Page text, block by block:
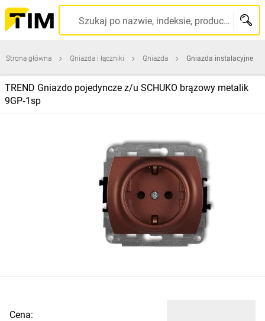
Szukaj po nazwie, indeksie, producencie, kodzie kreskowym...
Strona główna Gniazda i łączniki Gniazda Gniazda instalacyjne
TREND Gniazdo pojedyncze z/u SCHUKO brązowy metalik
9GP‑1sp
Cena: